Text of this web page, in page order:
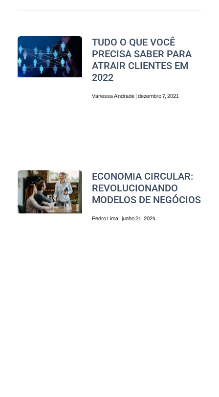
TUDO O QUE VOCÊ
PRECISA SABER PARA
ATRAIR CLIENTES EM
2022
Vanessa Andrade dezembro 7, 2021
ECONOMIA CIRCULAR:
REVOLUCIONANDO
MODELOS DE NEGÓCIOS
Pedro Lima junho 21, 2024